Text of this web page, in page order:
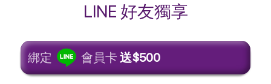
LINE 好友獨享
綁定 會員卡送$500